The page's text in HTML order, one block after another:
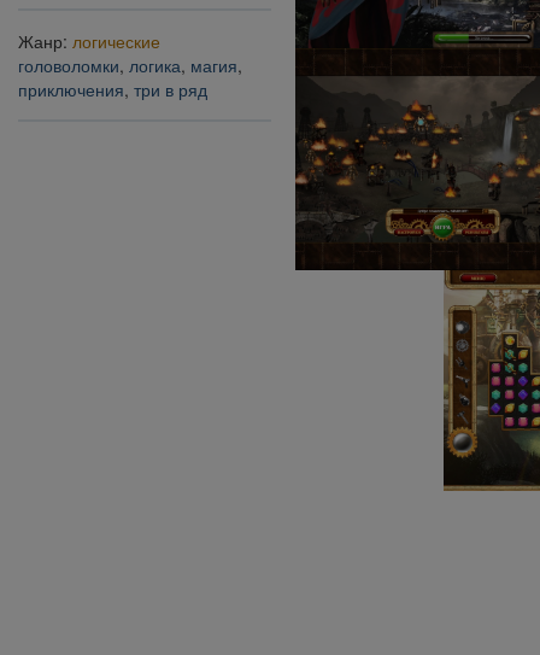
Жанр: логические
головоломки, логика, магия,
приключения, три в ряд